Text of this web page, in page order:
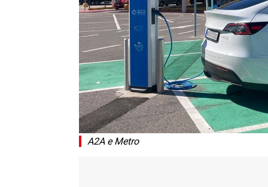
A2A e Metro